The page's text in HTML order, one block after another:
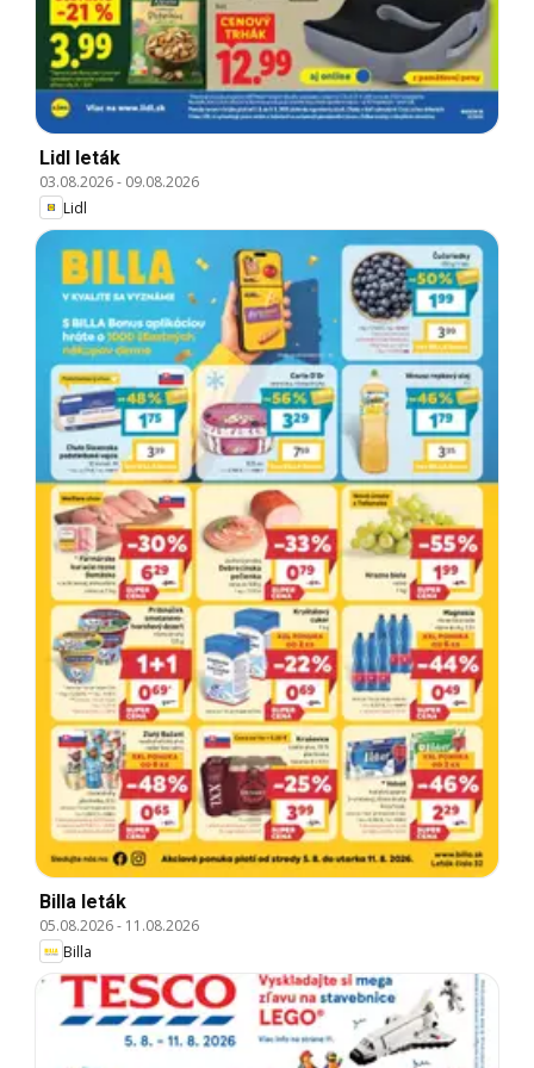
Lidl leták
03.08.2026- 09.08.2026
Lidl
Billa leták
05.08.2026- 11.08.2026
Billa